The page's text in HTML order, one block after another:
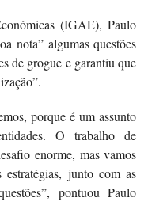
(IGAE), Paulo
nota” algumas questões
de grogue e garantiu que
porque é um assunto
O trabalho de
enorme, mas vamos
junto com as
pontuou Paulo